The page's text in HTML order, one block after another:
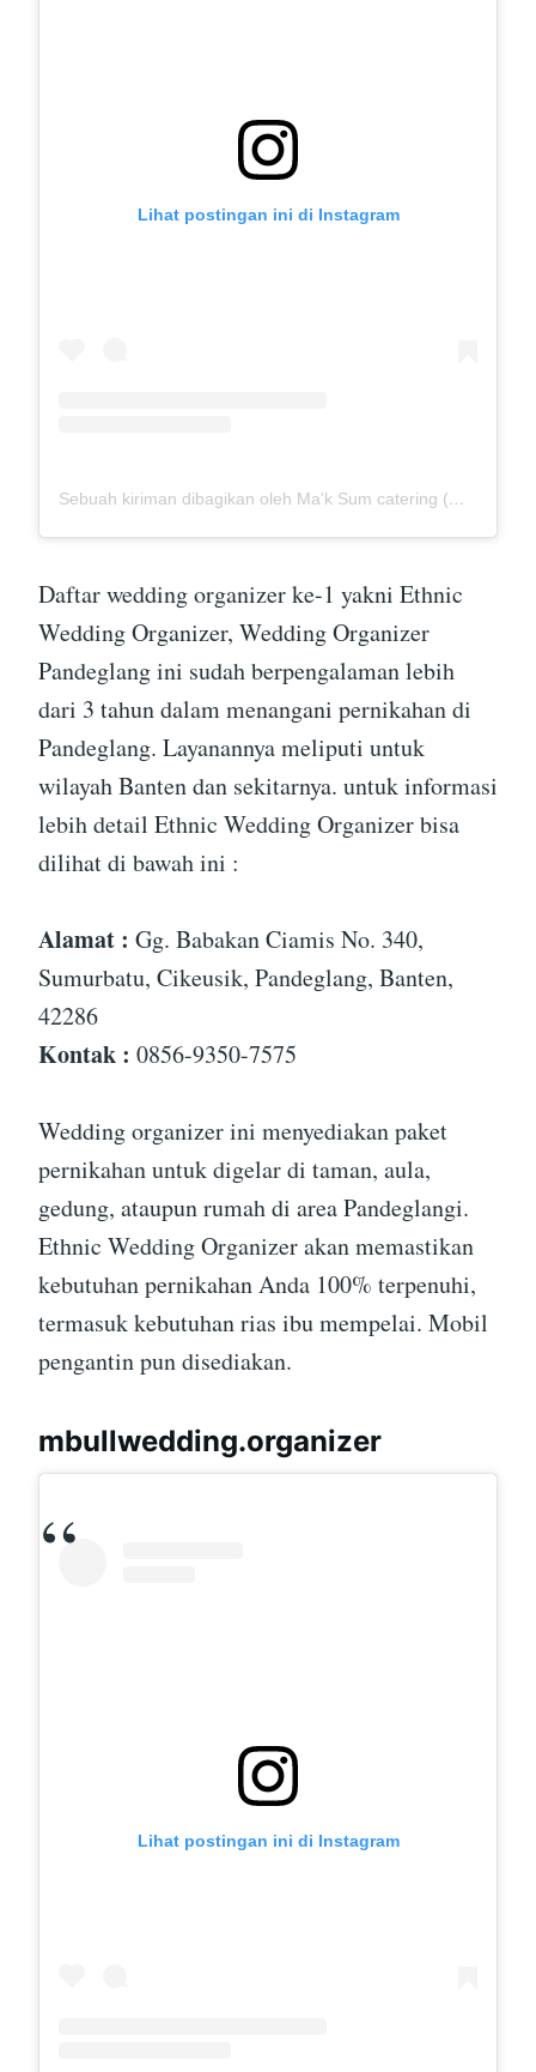
Lihat postingan ini di Instagram
Sebuah kiriman dibagikan oleh Ma'k Sum catering (@mak_sumcatering)
Daftar wedding organizer ke-1 yakni Ethnic
Wedding Organizer, Wedding Organizer
Pandeglang ini sudah berpengalaman lebih
dari 3 tahun dalam menangani pernikahan di
Pandeglang. Layanannya meliputi untuk
wilayah Banten dan sekitarnya. untuk informasi
lebih detail Ethnic Wedding Organizer bisa
dilihat di bawah ini :
Alamat : Gg. Babakan Ciamis No. 340,
Sumurbatu, Cikeusik, Pandeglang, Banten,
42286
Kontak : 0856-9350-7575
Wedding organizer ini menyediakan paket
pernikahan untuk digelar di taman, aula,
gedung, ataupun rumah di area Pandeglangi.
Ethnic Wedding Organizer akan memastikan
kebutuhan pernikahan Anda 100% terpenuhi,
termasuk kebutuhan rias ibu mempelai. Mobil
pengantin pun disediakan.
mbullwedding.organizer
Lihat postingan ini di Instagram